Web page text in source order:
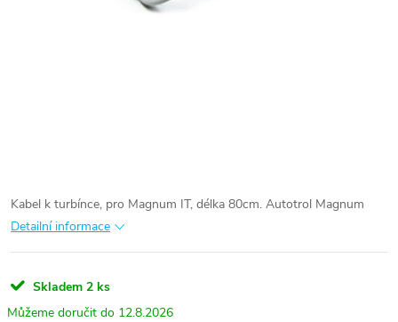
Kabel k turbínce, pro Magnum IT, délka 80cm. Autotrol Magnum
Detailní informace
Skladem 2 ks
12.8.2026